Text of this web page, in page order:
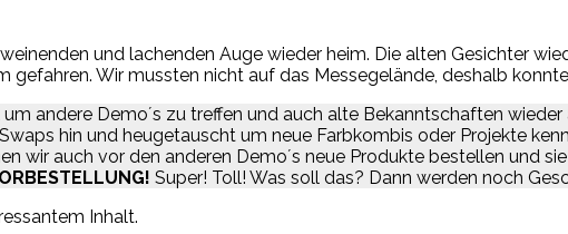
und lachenden Auge wieder heim. Die alten Gesichter
gefahren. Wir mussten nicht auf das Messegelände, deshalb
um andere Demo´s zu treffen und auch alte Bekanntschaften
hin und heugetauscht um neue Farbkombis oder Projekte
wir auch vor den anderen Demo´s neue Produkte bestellen und
Super! Toll! Was soll das? Dann werden noch
Inhalt.